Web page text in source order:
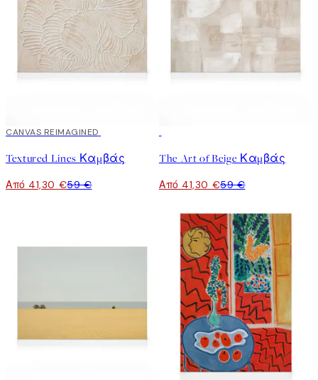
30%*
CANVAS REIMAGINED
Textured Lines Καμβάς
Από 41,30 €59 €
The Art of Beige Καμβάς
Από 41,30 €59 €